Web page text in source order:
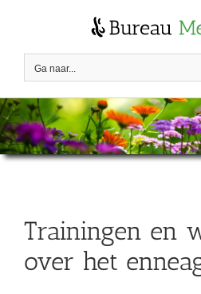
Ga naar...
Trainingen en
over het